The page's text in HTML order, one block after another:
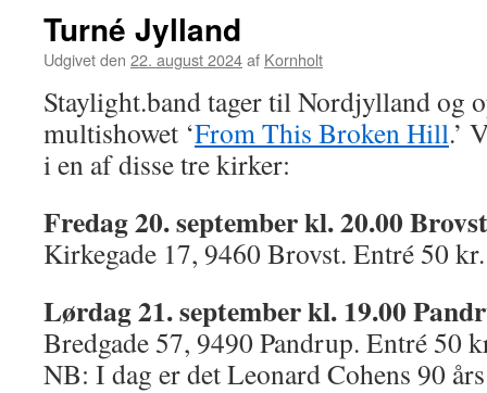
Turné Jylland
Udgivet den 22. august 2024af Kornholt
Staylight.band tager til Nordjylland og
multishowet ‘From This Broken Hill.’
i en af disse tre kirker:
Fredag 20. september kl. 20.00
Kirkegade 17, 9460 Brovst. Entré 50 kr.
Lørdag 21. september kl. 19.00
Bredgade 57, 9490 Pandrup. Entré 50
NB: I dag er det Leonard Cohens 90